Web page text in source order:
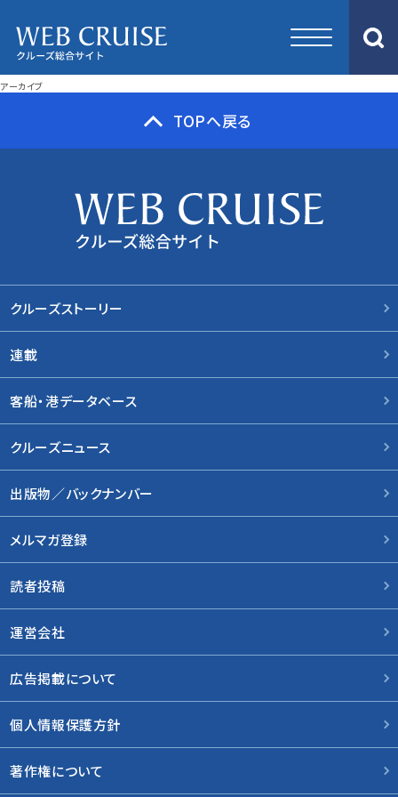
アーカイブ
TOPへ戻る
クルーズストーリー
連載
客船・港データベース
クルーズニュース
出版物／バックナンバー
メルマガ登録
読者投稿
運営会社
広告掲載について
個人情報保護方針
著作権について